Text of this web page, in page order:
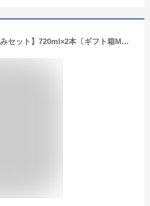
魔王・獺祭45【3種選べるおつまみセット】720ml×2本〔ギフト箱M付〕【送料無料】【常温便限定】【□】伍魚福